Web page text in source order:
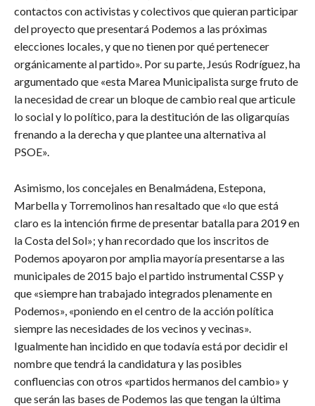
contactos con activistas y colectivos que quieran participar
del proyecto que presentará Podemos a las próximas
elecciones locales, y que no tienen por qué pertenecer
orgánicamente al partido». Por su parte, Jesús Rodríguez, ha
argumentado que «esta Marea Municipalista surge fruto de
la necesidad de crear un bloque de cambio real que articule
lo social y lo político, para la destitución de las oligarquías
frenando a la derecha y que plantee una alternativa al
PSOE».
Asimismo, los concejales en Benalmádena, Estepona,
Marbella y Torremolinos han resaltado que «lo que está
claro es la intención firme de presentar batalla para 2019 en
la Costa del Sol»; y han recordado que los inscritos de
Podemos apoyaron por amplia mayoría presentarse a las
municipales de 2015 bajo el partido instrumental CSSP y
que «siempre han trabajado integrados plenamente en
Podemos», «poniendo en el centro de la acción política
siempre las necesidades de los vecinos y vecinas».
Igualmente han incidido en que todavía está por decidir el
nombre que tendrá la candidatura y las posibles
confluencias con otros «partidos hermanos del cambio» y
que serán las bases de Podemos las que tengan la última